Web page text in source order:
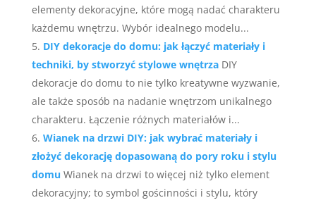
elementy dekoracyjne, które mogą nadać charakteru
każdemu wnętrzu. Wybór idealnego modelu...
DIY dekoracje do domu: jak łączyć materiały i
techniki, by stworzyć stylowe wnętrza DIY
dekoracje do domu to nie tylko kreatywne wyzwanie,
ale także sposób na nadanie wnętrzom unikalnego
charakteru. Łączenie różnych materiałów i...
Wianek na drzwi DIY: jak wybrać materiały i
złożyć dekorację dopasowaną do pory roku i stylu
domu Wianek na drzwi to więcej niż tylko element
dekoracyjny; to symbol gościnności i stylu, który